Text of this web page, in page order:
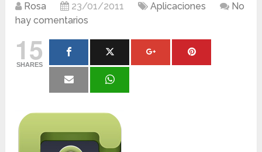
Rosa 23/01/2011 Aplicaciones
No
hay comentarios
15
SHARES